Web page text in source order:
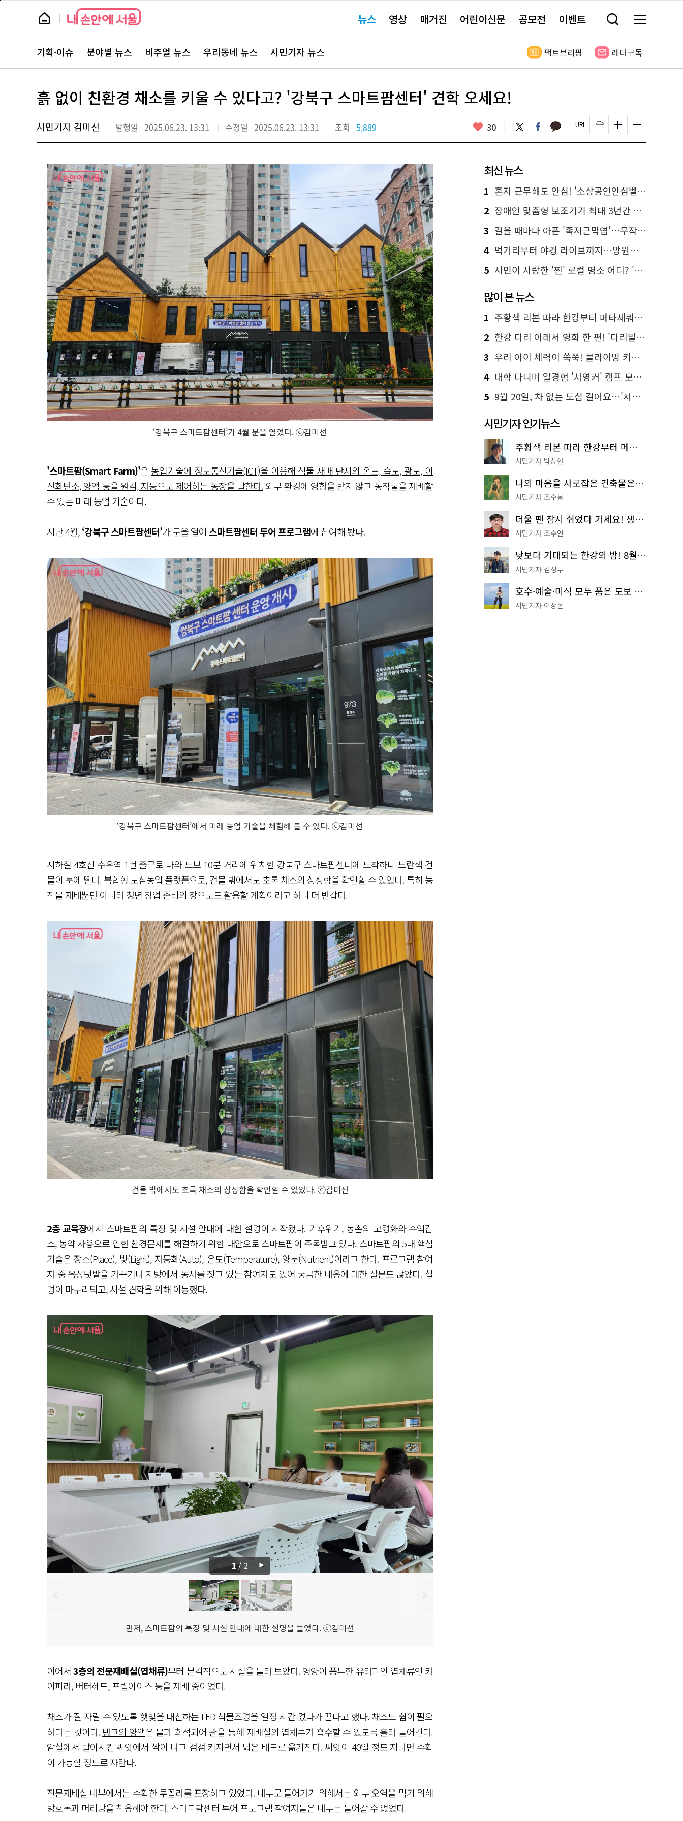
본
뉴
스 요뉴스 영상 매거진 어린이신문 공모전 이벤트 검
창
기
메
전
보
뉴
스
주
서
바
로
기획·이슈 분야별 뉴스 비주얼 뉴스 우리동네 뉴스 시민기자 뉴스 팩트브리핑 레터구독
흙 없이 친환경 채소를 키울 수 있다고? '강북구 스마트팜센터' 견학 오세요!
시민기자 김미선 발행일 2025.06.23. 13:31 수정일 2025.06.23. 13:31 조회 5,889 좋
요
30 트
위
터
페
이
스
카
카 페
이
지
인
쇄
하
글
자
크
하
기
글
자
크
하
기
‘강북구 스마트팜센터’가 4월 문을 열었다. ⓒ김미선
'스마트팜(Smart Farm)'은 농업기술에 정보통신기술(ICT)을 이용해 식물 재배 단지의 온도, 습도, 광도, 이
산화탄소, 양액 등을 원격, 자동으로 제어하는 농장을 말한다.외부 환경에 영향을 받지 않고 농작물을 재배할
수 있는 미래 농업 기술이다.
지난 4월,‘강북구 스마트팜센터’가 문을 열어스마트팜센터 투어 프로그램에 참여해 봤다.
‘강북구 스마트팜센터’에서 미래 농업 기술을 체험해 볼 수 있다. ⓒ김미선
지하철 4호선 수유역 1번 출구로 나와 도보 10분 거리에 위치한 강북구 스마트팜센터에 도착하니 노란색 건
물이 눈에 띈다. 복합형 도심농업 플랫폼으로, 건물 밖에서도 초록 채소의 싱싱함을 확인할 수 있었다. 특히 농
작물 재배뿐만 아니라 청년 창업 준비의 장으로도 활용할 계획이라고 하니 더 반갑다.
건물 밖에서도 초록 채소의 싱싱함을 확인할 수 있었다. ⓒ김미선
2층 교육장에서 스마트팜의 특징 및 시설 안내에 대한 설명이 시작됐다. 기후위기, 농촌의 고령화와 수익감
소, 농약 사용으로 인한 환경문제를 해결하기 위한 대안으로 스마트팜이 주목받고 있다. 스마트팜의 5대 핵심
기술은 장소(Place), 빛(Light), 자동화(Auto), 온도(Temperature), 양분(Nutrient)이라고 한다. 프로그램 참여
자 중 옥상텃밭을 가꾸거나 지방에서 농사를 짓고 있는 참여자도 있어 궁금한 내용에 대한 질문도 많았다. 설
명이 마무리되고, 시설 견학을 위해 이동했다.
먼저, 스마트팜의 특징 및 시설 안내에 대한 설명을 들었다. ⓒ김미선
1/ 2
이어서3층의 전문재배실(엽채류)부터 본격적으로 시설을 둘러 보았다. 영양이 풍부한 유러피안 엽채류인 카
이피라, 버터헤드, 프릴아이스 등을 재배 중이었다.
채소가 잘 자랄 수 있도록 햇빛을 대신하는 LED 식물조명을 일정 시간 켰다가 끈다고 했다. 채소도 쉼이 필요
하다는 것이다.탱크의 양액은 물과 희석되어 관을 통해 재배실의 엽채류가 흡수할 수 있도록 흘러 들어간다.
암실에서 발아시킨 씨앗에서 싹이 나고 점점 커지면서 넓은 배드로 옮겨진다. 씨앗이 40일 정도 지나면 수확
이 가능할 정도로 자란다.
전문재배실 내부에서는 수확한 루꼴라를 포장하고 있었다. 내부로 들어가기 위해서는 외부 오염을 막기 위해
방호복과 머리망을 착용해야 한다. 스마트팜센터 투어 프로그램 참여자들은 내부는 들어갈 수 없었다.
최신 뉴스
1 혼자 근무해도 안심! '소상공인안심벨' 신청하세요
2 장애인 맞춤형 보조기기 최대 3년간 무상 대여…삶의 질 높인다
3 걸을 때마다 아픈 '족저근막염'…무작정 참지 말고 '이것' 해보세요!
4 먹거리부터 야경 라이브까지…망원한강공원 알짜 코스
5 시민이 사랑한 '찐' 로컬 명소 어디? '서울에디션25' 추천 코스
많이 본 뉴스
1 주황색 리본 따라 한강부터 메타세쿼이아 숲길까지…서울둘레길 15코스
2 한강 다리 아래서 영화 한 편! '다리밑 영화관' 무료 상영
3 우리 아이 체력이 쑥쑥! 클라이밍 키즈카페·어린이 체력장
4 대학 다니며 일경험 '서영커' 캠프 모집…전액 무료
5 9월 20일, 차 없는 도심 걸어요…'서울 걷자 페스티벌' 선착순 5천명
시민기자 인기뉴스
주황색 리본 따라 한강부터 메타세쿼이아 숲길까지…서울둘레길 15코스
시민기자 박상현
나의 마음을 사로잡은 건축물은? '서울시 건축상' 수상작 공개!
시민기자 조수봉
더울 땐 잠시 쉬었다 가세요! 생수 냉장고부터 해피소·무더위쉼터까지
시민기자 조수연
낮보다 기대되는 한강의 밤! 8월 한정 무료 '한강 밤핑' 예약은?
시민기자 김성무
호수·예술·미식 모두 품은 도보 코스! 서울식물원~LG아트센터~마곡테라스거리
시민기자 이상돈
페